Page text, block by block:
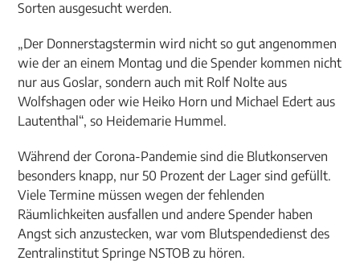
Sorten ausgesucht werden.
„Der Donnerstagstermin wird nicht so gut angenommen
wie der an einem Montag und die Spender kommen nicht
nur aus Goslar, sondern auch mit Rolf Nolte aus
Wolfshagen oder wie Heiko Horn und Michael Edert aus
Lautenthal“, so Heidemarie Hummel.
Während der Corona-Pandemie sind die Blutkonserven
besonders knapp, nur 50 Prozent der Lager sind gefüllt.
Viele Termine müssen wegen der fehlenden
Räumlichkeiten ausfallen und andere Spender haben
Angst sich anzustecken, war vom Blutspendedienst des
Zentralinstitut Springe NSTOB zu hören.